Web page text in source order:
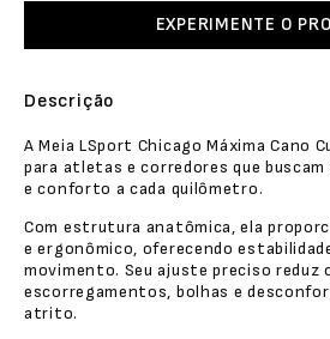
EXPERIMENTE O
Descrição
A Meia LSport Chicago Máxima Cano
para atletas e corredores que
e conforto a cada quilômetro.
Com estrutura anatômica, ela
e ergonômico, oferecendo
movimento. Seu ajuste preciso reduz
escorregamentos, bolhas e
atrito.